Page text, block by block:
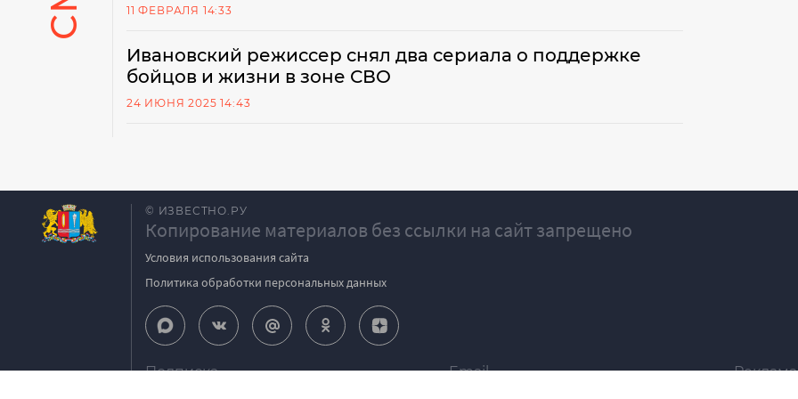
11 ФЕВРАЛЯ 14:33
Ивановский режиссер снял два сериала о поддержке
бойцов и жизни в зоне СВО
24 ИЮНЯ 2025 14:43
© ИЗВЕСТНО.РУ
Копирование материалов без ссылки на сайт запрещено
Условия использования сайта
Политика обработки персональных данных
Подписка
Email
Реклама